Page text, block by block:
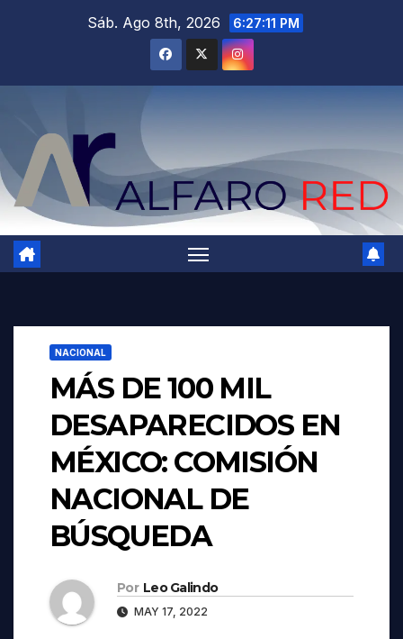
Sáb. Ago 8th, 2026 6:27:13 PM
NACIONAL
MÁS DE 100 MIL
DESAPARECIDOS EN
MÉXICO: COMISIÓN
NACIONAL DE
BÚSQUEDA
Por Leo Galindo
MAY 17, 2022